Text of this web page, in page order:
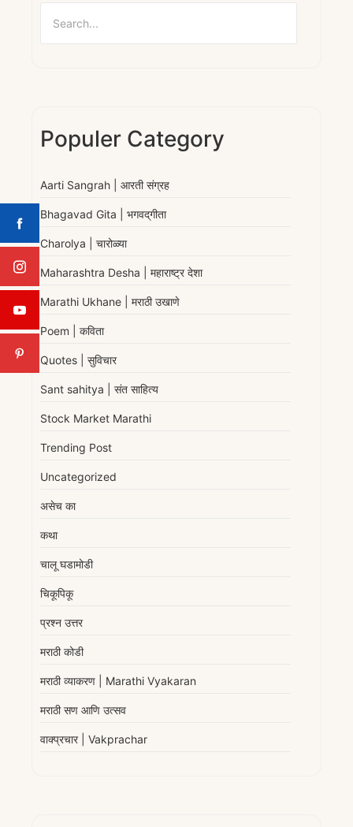
Populer Category
Aarti Sangrah | आरती संग्रह
Bhagavad Gita | भगवद्‌गीता
Charolya | चारोळ्या
Maharashtra Desha | महाराष्ट्र देशा
Marathi Ukhane | मराठी उखाणे
Poem | कविता
Quotes | सुविचार
Sant sahitya | संत साहित्य
Stock Market Marathi
Trending Post
Uncategorized
असेच का
कथा
चालू घडामोडी
चिकूपिकू
प्रश्न उत्तर
मराठी कोडी
मराठी व्याकरण | Marathi Vyakaran
मराठी सण आणि उत्सव
वाक्प्रचार | Vakprachar